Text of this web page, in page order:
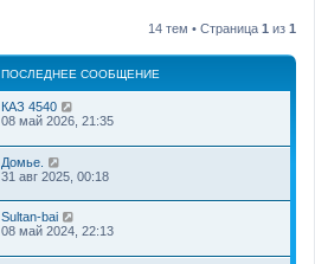
14 тем • Страница 1 из 1
ПОСЛЕДНЕЕ СООБЩЕНИЕ
КАЗ 4540
08 май 2026, 21:35
Домье.
31 авг 2025, 00:18
Sultan-bai
08 май 2024, 22:13